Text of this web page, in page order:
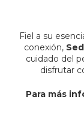
Fiel a su
conexión,
cuidado del
disfrutar
Para más